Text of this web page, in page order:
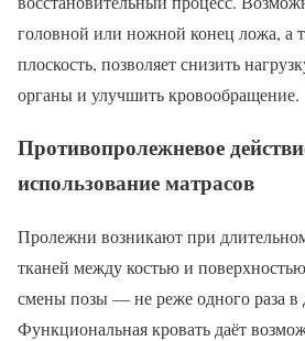
головной или ножной конец ложа, а
плоскость, позволяет снизить
органы и улучшить кровообращение.
Противопролежневое
использование матрасов
Пролежни возникают при
тканей между костью и
смены позы — не реже одного раза в
Функциональная кровать даёт